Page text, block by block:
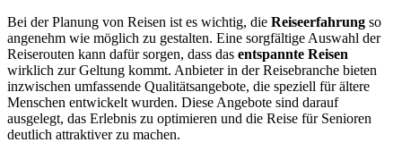
Bei der Planung von Reisen ist es wichtig, die Reiseerfahrung so
angenehm wie möglich zu gestalten. Eine sorgfältige Auswahl der
Reiserouten kann dafür sorgen, dass das entspannte Reisen
wirklich zur Geltung kommt. Anbieter in der Reisebranche bieten
inzwischen umfassende Qualitätsangebote, die speziell für ältere
Menschen entwickelt wurden. Diese Angebote sind darauf
ausgelegt, das Erlebnis zu optimieren und die Reise für Senioren
deutlich attraktiver zu machen.